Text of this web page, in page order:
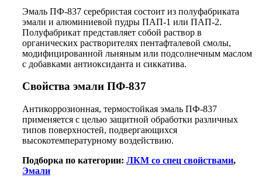
Эмаль ПФ-837 серебристая состоит из полуфабриката
эмали и алюминиевой пудры ПАП-1 или ПАП-2.
Полуфабрикат представляет собой раствор в
органических растворителях пентафталевой смолы,
модифицированной льняным или подсолнечным маслом
с добавками антиоксиданта и сиккатива.
Свойства эмали ПФ-837
Антикоррозионная, термостойкая эмаль ПФ-837
применяется с целью защитной обработки различных
типов поверхностей, подвергающихся
высокотемпературному воздействию.
Подборка по категории: ЛКМ со спец свойствами,
Эмали